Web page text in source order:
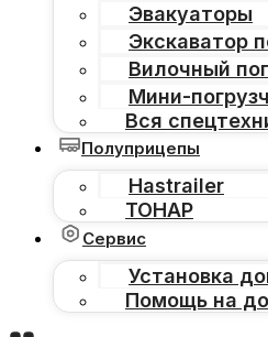
Эвакуаторы
Экскаватор
Вилочный
Мини-
Вся
Полуприцепы
Hastrailer
ТОНАР
Сервис
Установка
Помощь на